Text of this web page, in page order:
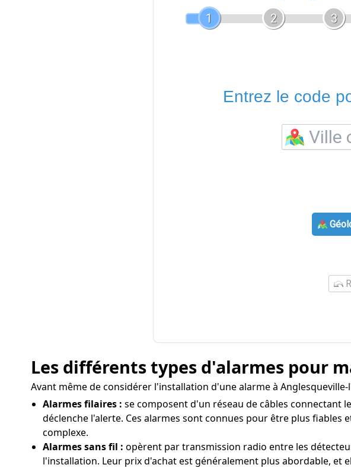
1
2 3
Entrez le code
Les différents types d'alarmes pour
Avant même de considérer l'installation d'une alarme à
Alarmes filaires : se composent d'un réseau de câbles connectant
déclenche l'alerte. Ces alarmes sont connues pour être plus
complexe.
Alarmes sans fil : opèrent par transmission radio entre les
l'installation. Leur prix d'achat est généralement plus abordable,